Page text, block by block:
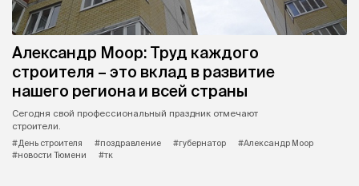
Александр Моор: Труд каждого
строителя – это вклад в развитие
нашего региона и всей страны
Сегодня свой профессиональный праздник отмечают
строители.
#День строителя
#поздравление #губернатор
#Александр Моор
#новости Тюмени
#тк